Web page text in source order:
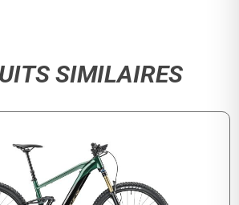
SIMILAIRES